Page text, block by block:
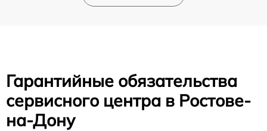
Гарантийные обязательства
сервисного центра в Ростове-
на-Дону